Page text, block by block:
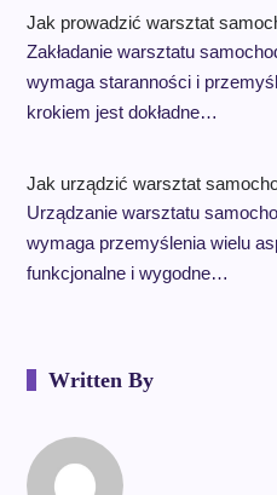
Jak prowadzić warsztat
Zakładanie warsztatu
wymaga staranności i
krokiem jest dokładne…
Jak urządzić warsztat
Urządzanie warsztatu
wymaga przemyślenia wielu
funkcjonalne i wygodne…
Written By